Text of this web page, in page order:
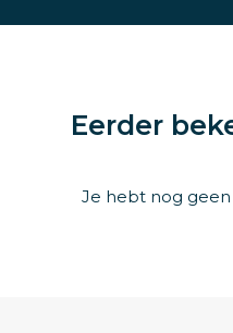
Eerder
Je hebt nog